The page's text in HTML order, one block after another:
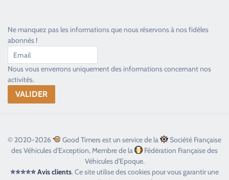
Ne manquez pas les informations que nous réservons à nos fidèles
abonnés !
Nous vous enverrons uniquement des informations concernant nos
activités.
© 2020-2026 Good Timers est un service de la
Société Française
des Véhicules d'Exception, Membre de la
Fédération Française des
Véhicules d'Epoque.
⭐⭐⭐⭐⭐ Avis clients. Ce site utilise des cookies pour vous garantir une